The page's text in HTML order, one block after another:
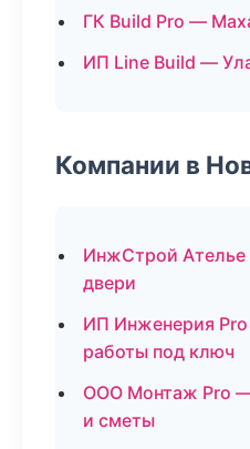
ГК Build Pro —
ИП Line Build —
Компании в
ИнжСтрой
двери
ИП Инженерия
работы под ключ
ООО Монтаж Pro
и сметы